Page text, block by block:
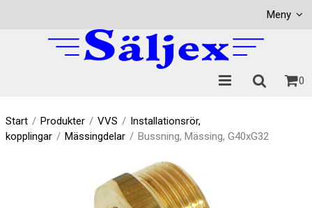
Meny
0
Start / Produkter / VVS / Installationsrör,
kopplingar / Mässingdelar / Bussning, Mässing, G40xG32